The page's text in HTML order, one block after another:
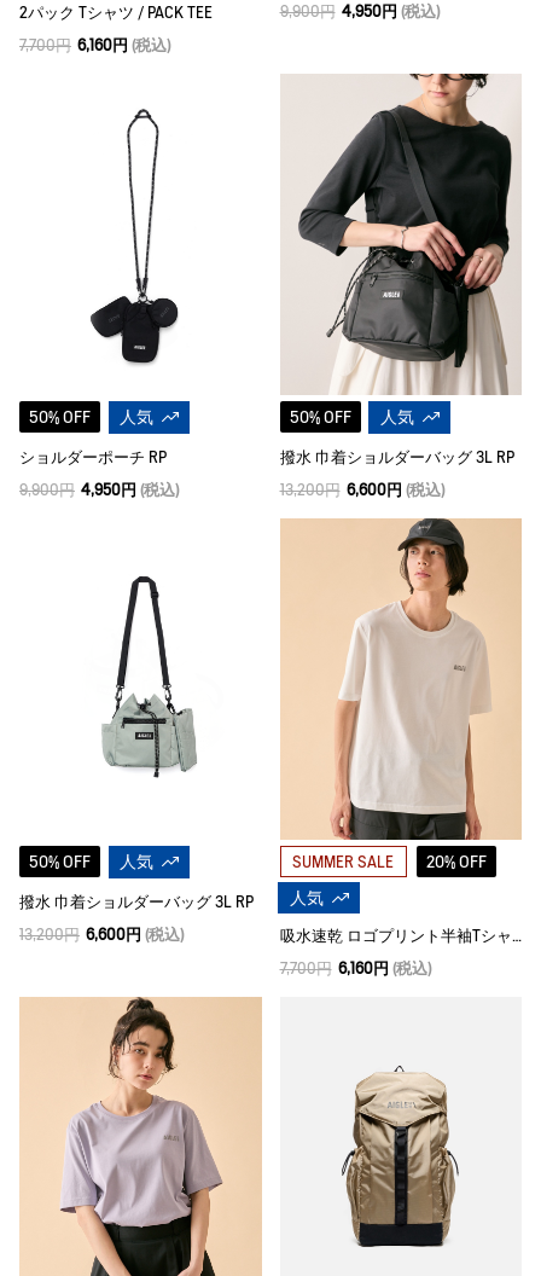
2パック Tシャツ / PACK TEE
7,700円 6,160円 (税込)
9,900円 4,950円 (税込)
50% OFF 人気
ショルダーポーチ RP
9,900円 4,950円 (税込)
50% OFF 人気
撥水 巾着ショルダーバッグ 3L RP
13,200円 6,600円 (税込)
50% OFF 人気
撥水 巾着ショルダーバッグ 3L RP
13,200円 6,600円 (税込)
SUMMER SALE
20% OFF
人気
吸水速乾 ロゴプリント半袖Tシャツ
7,700円 6,160円 (税込)